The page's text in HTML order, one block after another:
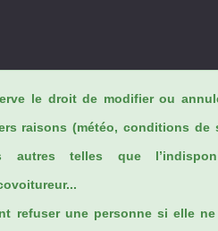
le droit de modifier ou
raisons (météo, conditions de
autres telles que
refuser une personne si elle